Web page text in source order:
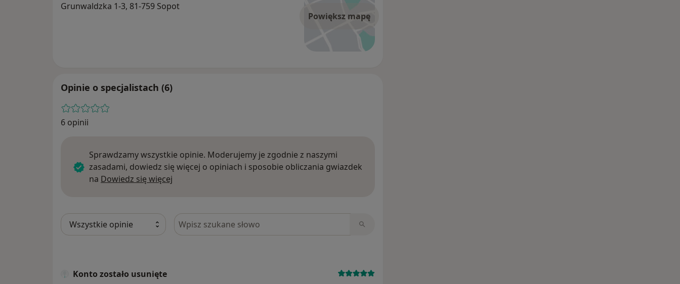
Powiększ mapę
Grunwaldzka 1-3, 81-759 Sopot
Opinie o specjalistach (6)
6 opinii
Sprawdzamy wszystkie opinie. Moderujemy je zgodnie z naszymi
zasadami, dowiedz się więcej o opiniach i sposobie obliczania gwiazdek
na Dowiedz się więcej
Szukaj w opiniach
Konto zostało usunięte